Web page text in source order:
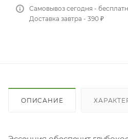
Самовывоз сегодня -
Доставка завтра - 390 ₽
ОПИСАНИЕ